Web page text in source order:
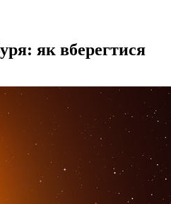
як вберегтися